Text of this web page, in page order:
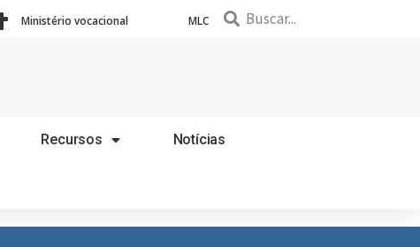
Ministério vocacional MLC
Recursos Notícias